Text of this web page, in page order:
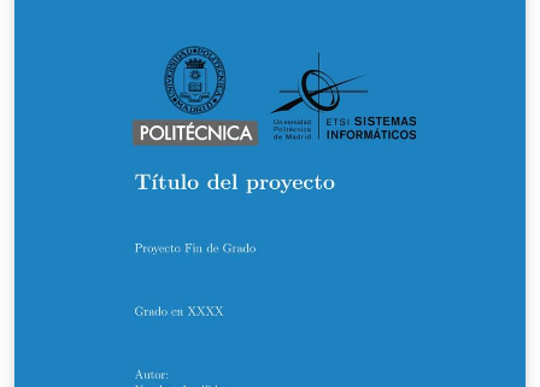
ofrece LaTeX (¡las posibilidades son prácticamente
infinitas!), pero sí tratar los aspectos fundamentales
para la elaboración de un documento utilizando esta
indispensable herramienta. Además de los elementos
básicos de cualquier informe (índice, tablas,
ecuaciones, bibliografía, etc.), esta guía incluye
presentes en todo (o casi todo) informe de TFG o TFM